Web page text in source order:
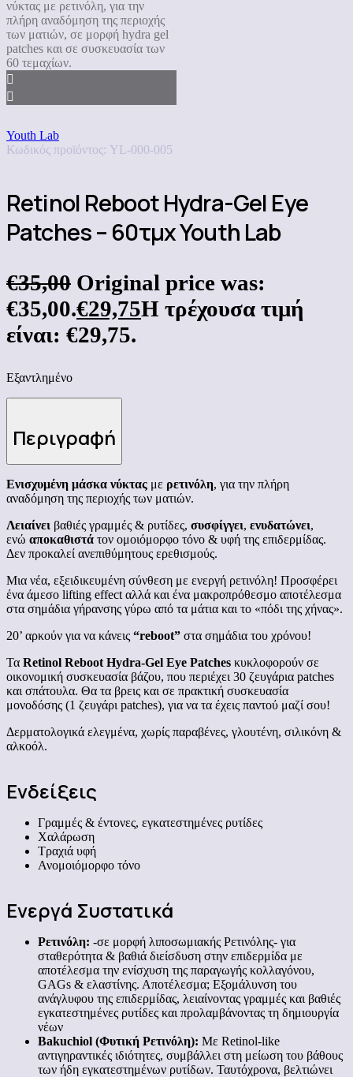
Youth Lab
Κωδικός προϊόντος: YL-000-005
Retinol Reboot Hydra-Gel Eye
Patches – 60τμχ Youth Lab
€35,00 Original price was:
€35,00.€29,75Η τρέχουσα τιμή
είναι: €29,75.
Εξαντλημένο
Περιγραφή
Ενισχυμένη μάσκα νύκτας με ρετινόλη, για την πλήρη
αναδόμηση της περιοχής των ματιών.
Λειαίνει βαθιές γραμμές & ρυτίδες, συσφίγγει, ενυδατώνει,
ενώ αποκαθιστά τον ομοιόμορφο τόνο & υφή της επιδερμίδας.
Δεν προκαλεί ανεπιθύμητους ερεθισμούς.
Μια νέα, εξειδικευμένη σύνθεση με ενεργή ρετινόλη! Προσφέρει
ένα άμεσο lifting effect αλλά και ένα μακροπρόθεσμο αποτέλεσμα
στα σημάδια γήρανσης γύρω από τα μάτια και το «πόδι της χήνας».
20’ αρκούν για να κάνεις “reboot” στα σημάδια του χρόνου!
Τα Retinol Reboot Hydra-Gel Eye Patches κυκλοφορούν σε
οικονομική συσκευασία βάζου, που περιέχει 30 ζευγάρια patches
και σπάτουλα. Θα τα βρεις και σε πρακτική συσκευασία
μονοδόσης (1 ζευγάρι patches), για να τα έχεις παντού μαζί σου!
Δερματολογικά ελεγμένα, χωρίς παραβένες, γλουτένη, σιλικόνη &
αλκοόλ.
Ενδείξεις
Γραμμές & έντονες, εγκατεστημένες ρυτίδες
Χαλάρωση
Τραχιά υφή
Ανομοιόμορφο τόνο
Ενεργά Συστατικά
Ρετινόλη: -σε μορφή λιποσωμιακής Ρετινόλης- για
σταθερότητα & βαθιά διείσδυση στην επιδερμίδα με
αποτέλεσμα την ενίσχυση της παραγωγής κολλαγόνου,
GAGs & ελαστίνης. Αποτέλεσμα; Εξομάλυνση του
ανάγλυφου της επιδερμίδας, λειαίνοντας γραμμές και βαθιές
εγκατεστημένες ρυτίδες και προλαμβάνοντας τη δημιουργία
νέων
Bakuchiol (Φυτική Ρετινόλη): Με Retinol-like
αντιγηραντικές ιδιότητες, συμβάλλει στη μείωση του βάθους
των ήδη εγκατεστημένων ρυτίδων. Ταυτόχρονα, βελτιώνει